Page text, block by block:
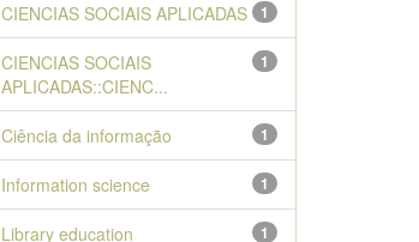
1
CIENCIAS SOCIAIS APLICADAS
1
CIENCIAS SOCIAIS
APLICADAS::CIENC...
1
Ciência da informação
1
Information science
1
Library education